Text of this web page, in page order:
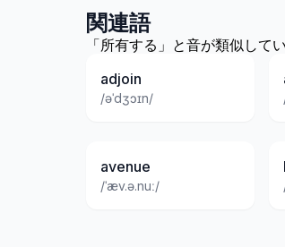
関連語
「所有する」と音が類似して
adjoin
/əˈdʒɔɪn/
avenue
/ˈæv.ə.nuː/